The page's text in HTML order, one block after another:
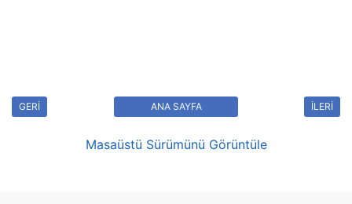
GERİ İLERİ
ANA SAYFA
Masaüstü Sürümünü Görüntüle